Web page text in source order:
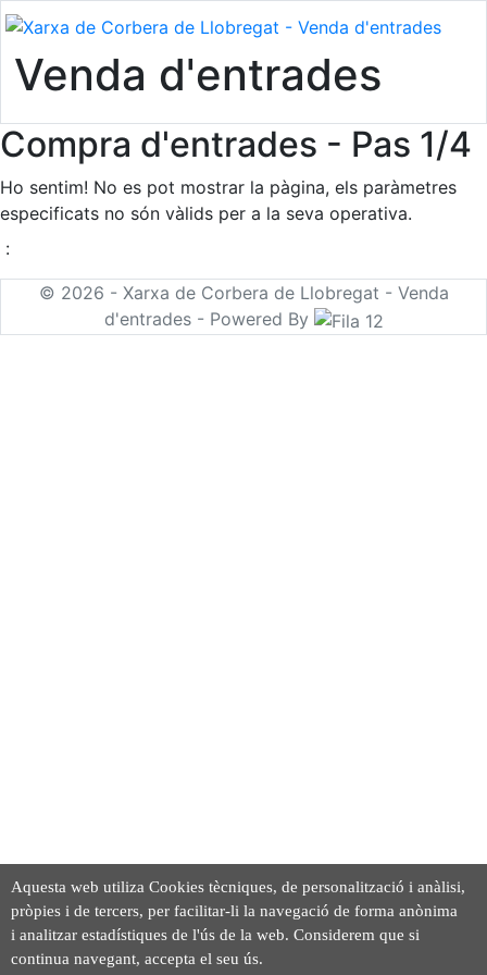
Venda d'entrades
Compra d'entrades - Pas 1/4
Ho sentim! No es pot mostrar la pàgina, els paràmetres
especificats no són vàlids per a la seva operativa.
Aquesta web utiliza Cookies tècniques, de personalització i anàlisi,
pròpies i de tercers, per facilitar-li la navegació de forma anònima
i analitzar estadístiques de l'ús de la web. Considerem que si
continua navegant, accepta el seu ús.
:
© 2026 - Xarxa de Corbera de Llobregat - Venda
d'entrades - Powered By